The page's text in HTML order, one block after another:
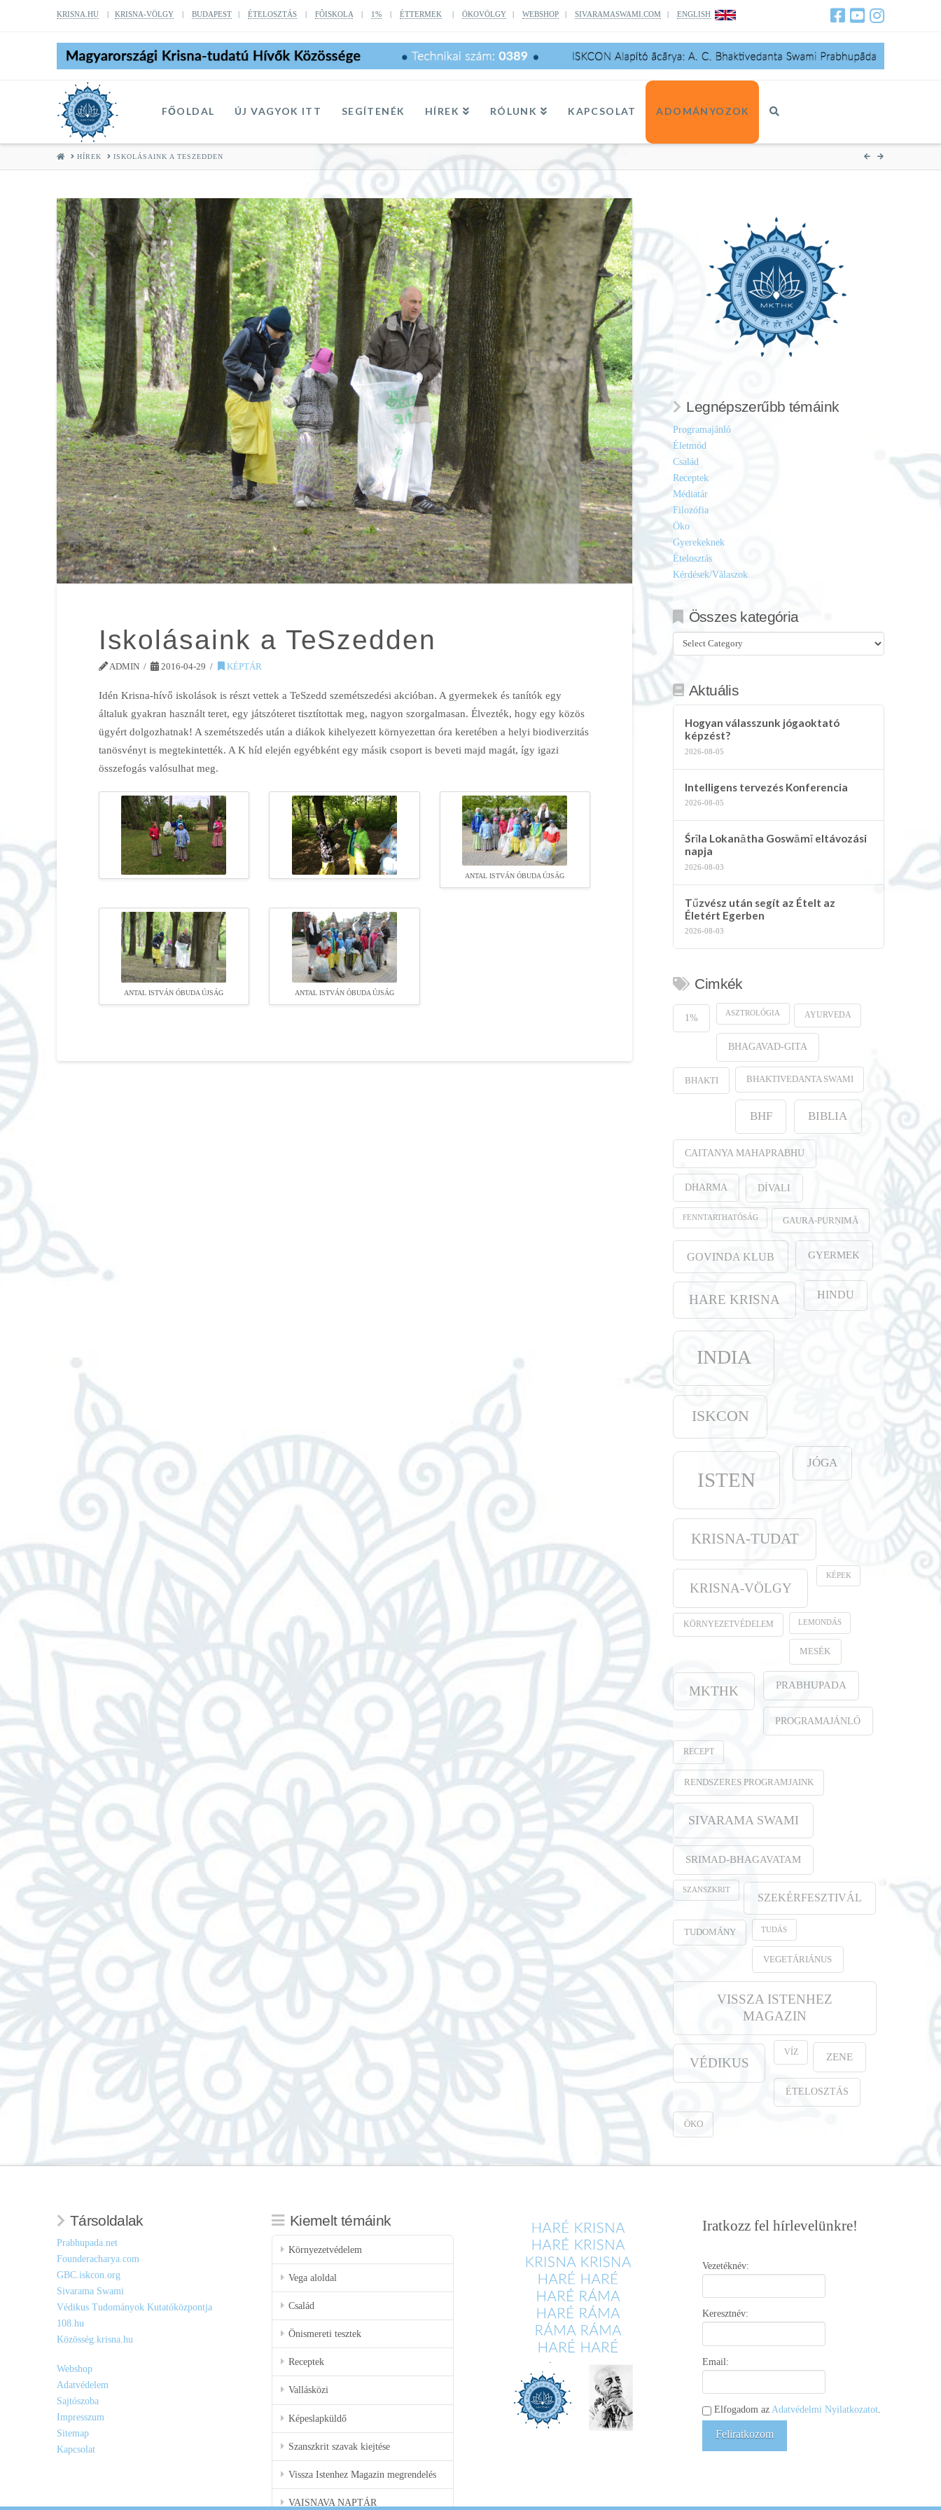
KRISNA.HU| KRISNA-VÖLGY| BUDAPEST| ÉTELOSZTÁS| FÔISKOLA| 1%| ÉTTERMEK | ÖKOVÖLGY| WEBSHOP| SIVARAMASWAMI.COM| ENGLISH
FŐOLDAL ÚJ VAGYOK ITT SEGÍTENÉK HÍREK RÓLUNK KAPCSOLAT ADOMÁNYOZOK
HOMEHÍREK ISKOLÁSAINK A TESZEDDEN
Iskolásaink a TeSzedden
ADMIN 2016-04-29 KÉPTÁR
Idén Krisna-hívő iskolások is részt vettek a TeSzedd szemétszedési akcióban. A gyermekek és tanítók egy
általuk gyakran használt teret, egy játszóteret tisztítottak meg, nagyon szorgalmasan. Élvezték, hogy egy közös
ügyért dolgozhatnak! A szemétszedés után a diákok kihelyezett környezettan óra keretében a helyi biodiverzitás
tanösvényt is megtekintették. A K híd elején egyébként egy másik csoport is beveti majd magát, így igazi
összefogás valósulhat meg.
ANTAL ISTVÁN ÓBUDA ÚJSÁG
ANTAL ISTVÁN ÓBUDA ÚJSÁG ANTAL ISTVÁN ÓBUDA ÚJSÁG
Legnépszerűbb témáink
Programajánló
Életmód
Család
Receptek
Médiatár
Filozófia
Öko
Gyerekeknek
Ételosztás
Kérdések/Válaszok
Összes kategória
Összes
kategória
Aktuális
Hogyan válasszunk jógaoktató
képzést?
2026-08-05
Intelligens tervezés Konferencia
2026-08-05
Śrīla Lokanātha Goswāmī eltávozási
napja
2026-08-03
Tűzvész után segít az Ételt az
Életért Egerben
2026-08-03
Cimkék
1% ASZTROLÓGIA AYURVEDA
BHAGAVAD-GITA
BHAKTI BHAKTIVEDANTA SWAMI
BHF BIBLIA
CAITANYA MAHAPRABHU
DHARMA DÍVALI
FENNTARTHATÓSÁG GAURA-PURṆIMĀ
GOVINDA KLUB GYERMEK
HARE KRISNA HINDU
INDIA
ISKCON
ISTEN
JÓGA
KRISNA-TUDAT
KRISNA-VÖLGY
KÉPEK
KÖRNYEZETVÉDELEM LEMONDÁS
MESÉK
MKTHK PRABHUPADA
PROGRAMAJÁNLÓ
RECEPT
RENDSZERES PROGRAMJAINK
SIVARAMA SWAMI
SRIMAD-BHAGAVATAM
SZANSZKRIT
SZEKÉRFESZTIVÁL
TUDOMÁNY TUDÁS
VEGETÁRIÁNUS
VISSZA ISTENHEZ
MAGAZIN
VÉDIKUS
VÍZ ZENE
ÉTELOSZTÁS
ÖKO
Társoldalak
Prabhupada.net
Founderacharya.com
GBC.iskcon.org
Sivarama Swami
Védikus Tudományok Kutatóközpontja
108.hu
Közösség.krisna.hu
Webshop
Adatvédelem
Sajtószoba
Impresszum
Sitemap
Kapcsolat
Kiemelt témáink
Környezetvédelem
Vega aloldal
Család
Önismereti tesztek
Receptek
Vallásközi
Képeslapküldő
Szanszkrit szavak kiejtése
Vissza Istenhez Magazin megrendelés
VAISNAVA NAPTÁR
Iratkozz fel hírlevelünkre!
Vezetéknév:
Keresztnév:
Email:
Elfogadom azAdatvédelmi Nyilatkozatot.
Feliratkozom